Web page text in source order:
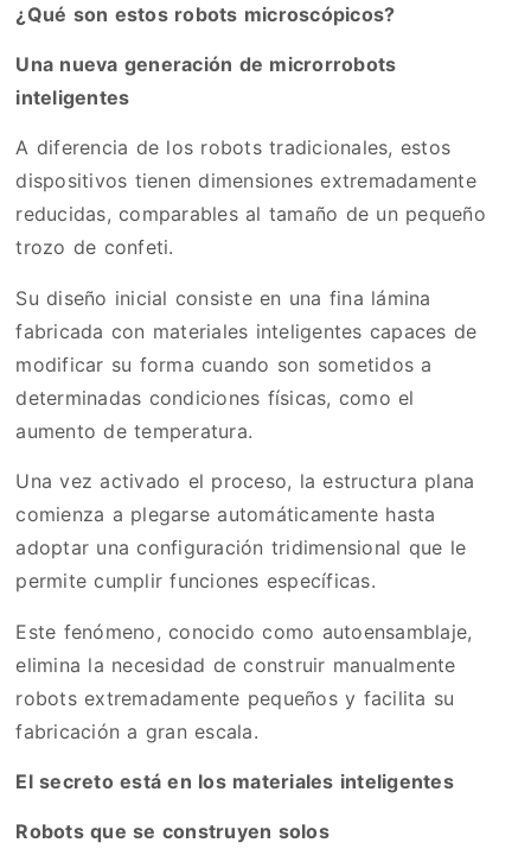
¿Qué son estos robots microscópicos?
Una nueva generación de microrrobots
inteligentes
A diferencia de los robots tradicionales, estos
dispositivos tienen dimensiones extremadamente
reducidas, comparables al tamaño de un pequeño
trozo de confeti.
Su diseño inicial consiste en una fina lámina
fabricada con materiales inteligentes capaces de
modificar su forma cuando son sometidos a
determinadas condiciones físicas, como el
aumento de temperatura.
Una vez activado el proceso, la estructura plana
comienza a plegarse automáticamente hasta
adoptar una configuración tridimensional que le
permite cumplir funciones específicas.
Este fenómeno, conocido como autoensamblaje,
elimina la necesidad de construir manualmente
robots extremadamente pequeños y facilita su
fabricación a gran escala.
El secreto está en los materiales inteligentes
Robots que se construyen solos